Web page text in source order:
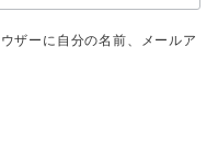
ザーに自分の名前、メールア